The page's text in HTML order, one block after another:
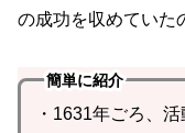
の成功を収めていた
簡単に紹介
・1631年ごろ、